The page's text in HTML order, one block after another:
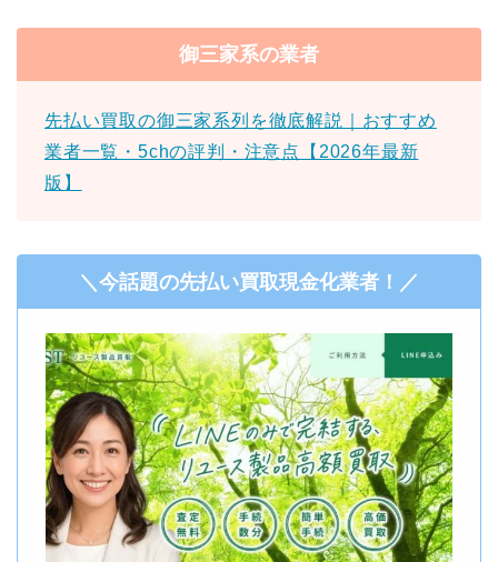
御三家系の業者
先払い買取の御三家系列を徹底解説｜おすすめ
業者一覧・5chの評判・注意点【2026年最新
版】
＼今話題の先払い買取現金化業者！／